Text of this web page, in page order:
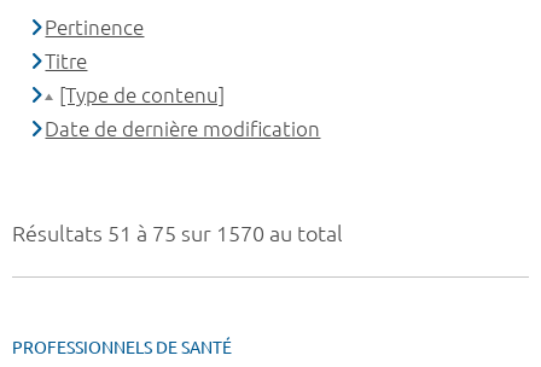
Résultats 51 à 75 sur 1570 au total
PROFESSIONNELS DE SANTÉ
Pertinence
Titre
[Type de contenu]
Date de dernière modification